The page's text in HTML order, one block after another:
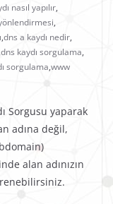
nasıl yapılır,
,
,dns a kaydı nedir,
dns kaydı sorgulama,
sorgulama,www
Sorgusu yaparak
adına değil,
alan adınızın